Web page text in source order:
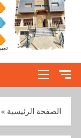
القائمة
الصفحة الرئيسية »